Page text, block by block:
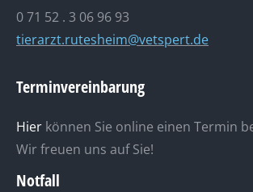
0 71 52 . 3 06 96 93
tierarzt.rutesheim@vetspert.de
Terminvereinbarung
Hier können Sie online einen Termin
Wir freuen uns auf Sie!
Notfall